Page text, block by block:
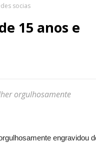
socias
15 anos e
orgulhosamente
engravidou